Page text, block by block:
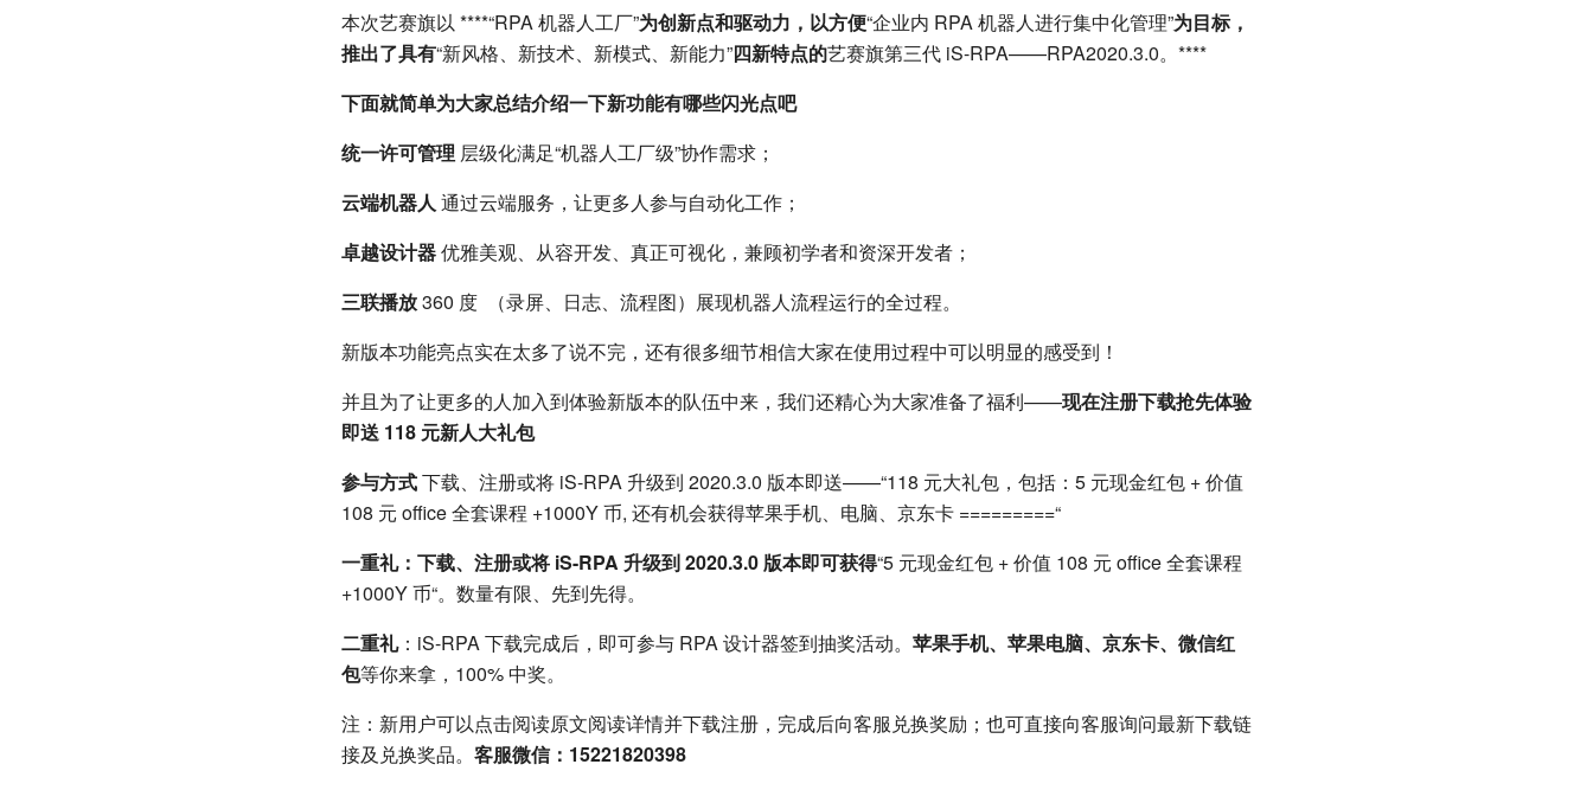
本次艺赛旗以 ****“RPA 机器人工厂”为创新点和驱动力，以方便“企业内 RPA 机器人进行集中化管理”为目标，
推出了具有“新风格、新技术、新模式、新能力”四新特点的艺赛旗第三代 iS-RPA——RPA2020.3.0。****
下面就简单为大家总结介绍一下新功能有哪些闪光点吧
统一许可管理 层级化满足“机器人工厂级”协作需求；
云端机器人 通过云端服务，让更多人参与自动化工作；
卓越设计器优雅美观、从容开发、真正可视化，兼顾初学者和资深开发者；
三联播放360 度 （录屏、日志、流程图）展现机器人流程运行的全过程。
新版本功能亮点实在太多了说不完，还有很多细节相信大家在使用过程中可以明显的感受到！
并且为了让更多的人加入到体验新版本的队伍中来，我们还精心为大家准备了福利——现在注册下载抢先体验
即送 118 元新人大礼包
参与方式下载、注册或将 iS-RPA 升级到 2020.3.0 版本即送——“118 元大礼包，包括：5 元现金红包 + 价值
108 元 office 全套课程 +1000Y 币, 还有机会获得苹果手机、电脑、京东卡 =========“
一重礼： 下载、注册或将 iS-RPA 升级到 2020.3.0 版本即可获得“5 元现金红包 + 价值 108 元 office 全套课程
+1000Y 币“。数量有限、先到先得。
二重礼：iS-RPA 下载完成后，即可参与 RPA 设计器签到抽奖活动。 苹果手机、苹果电脑、京东卡、微信红
包等你来拿，100% 中奖。
注：新用户可以点击阅读原文阅读详情并下载注册，完成后向客服兑换奖励；也可直接向客服询问最新下载链
接及兑换奖品。 客服微信：15221820398